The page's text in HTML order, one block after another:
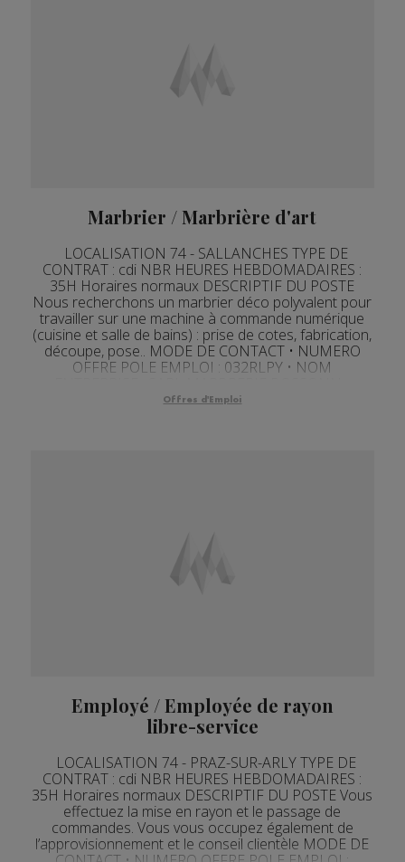
Marbrier / Marbrière d'art
LOCALISATION 74 - SALLANCHES TYPE DE
CONTRAT : cdi NBR HEURES HEBDOMADAIRES :
35H Horaires normaux DESCRIPTIF DU POSTE
Nous recherchons un marbrier déco polyvalent pour
travailler sur une machine à commande numérique
(cuisine et salle de bains) : prise de cotes, fabrication,
découpe, pose.. MODE DE CONTACT • NUMERO
OFFRE POLE EMPLOI : 032RLPY • NOM
Offres d'Emploi
Employé / Employée de rayon
libre-service
LOCALISATION 74 - PRAZ-SUR-ARLY TYPE DE
CONTRAT : cdi NBR HEURES HEBDOMADAIRES :
35H Horaires normaux DESCRIPTIF DU POSTE Vous
effectuez la mise en rayon et le passage de
commandes. Vous vous occupez également de
l’approvisionnement et le conseil clientèle MODE DE